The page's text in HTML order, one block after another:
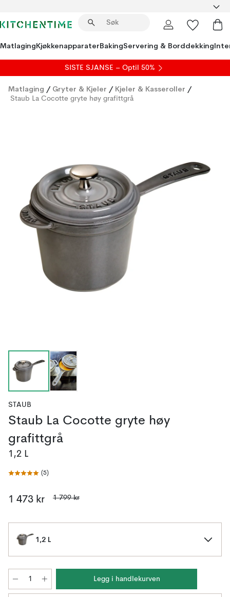
MatlagingKjøkkenapparaterBakingServering & Borddekking
SISTE SJANSE – Optil 50%
Matlaging / Gryter & Kjeler / Kjeler & Kasseroller /
Staub La Cocotte gryte høy grafittgrå
STAUB
Staub La Cocotte gryte høy
grafittgrå
1,2 L
(5)
1 473 kr 1 799 kr
1,2 L
Legg i handlekurven